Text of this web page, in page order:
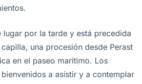
lugar por la tarde y está precedida
una procesión desde Perast
en el paseo marítimo. Los
a asistir y a contemplar